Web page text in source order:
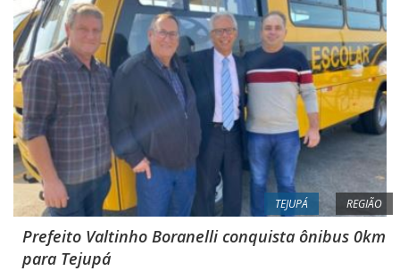
TEJUPÁ REGIÃO
Prefeito Valtinho Boranelli conquista ônibus 0km
para Tejupá